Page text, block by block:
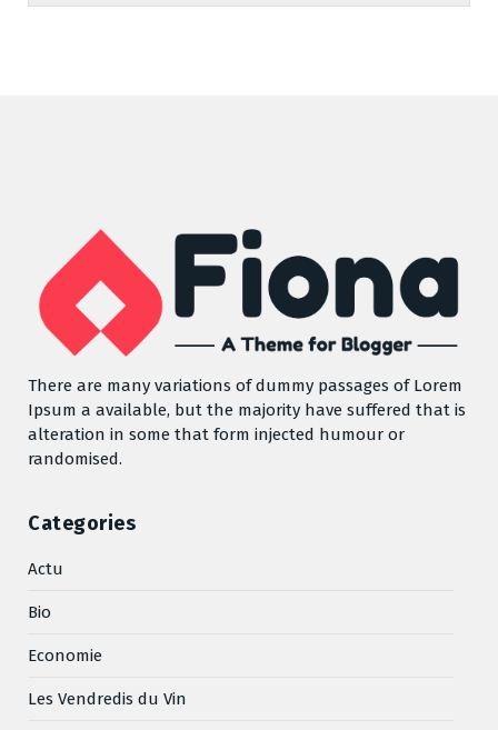
There are many variations of dummy passages of Lorem
Ipsum a available, but the majority have suffered that is
alteration in some that form injected humour or
randomised.
Categories
Actu
Bio
Economie
Les Vendredis du Vin